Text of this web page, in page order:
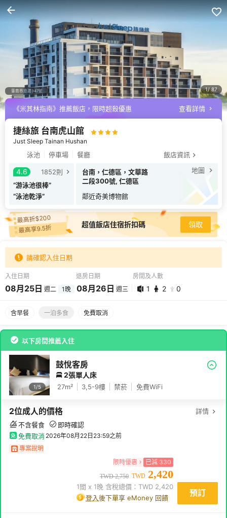
1 87
《米其林指南》推薦飯店，限時超殺優惠 查看詳情
捷絲旅 台南虎山館
Just Sleep Tainan Hushan
泳池 停車場 餐廳 飯店資訊
4.6 1852則
“游泳池很棒”
“泳池乾淨”
台南，仁德區，文華路
二段300號, 仁德區
地圖
鄰近奇美博物館
最高折$200
最高享9.5折 超值飯店住宿折扣碼 領取
請確認入住日期
入住日期 退房日期 房間及人數
08月25日 週二 1 晚 08月26日 週三 1 2 0
20
含早餐 一泊多食 免費取消
以下房間推薦入住
1/5
鼓悅客房
2張單人床
27m² 3,5-9樓 禁菸 免費WiFi
2位成人的價格
詳情
不含餐食
即時確認
免費取消 2026年08月22日23:59之前
專案說明
限時優惠
已減 330
TWD 2,750 TWD 2,420
1間 x 1晚 含稅總價：TWD 2,420
登入後下單享 eMoney 回饋 預訂